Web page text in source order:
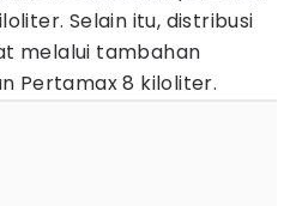
Selain itu, distribusi
melalui tambahan
Pertamax 8 kiloliter.